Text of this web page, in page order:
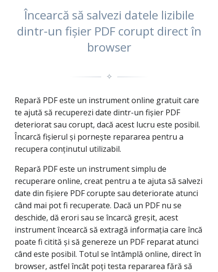
Încearcă să salvezi datele lizibile
dintr-un fișier PDF corupt direct în
browser
✧
Repară PDF este un instrument online gratuit care
te ajută să recuperezi date dintr-un fișier PDF
deteriorat sau corupt, dacă acest lucru este posibil.
Încarcă fișierul și pornește repararea pentru a
recupera conținutul utilizabil.
Repară PDF este un instrument simplu de
recuperare online, creat pentru a te ajuta să salvezi
date din fișiere PDF corupte sau deteriorate atunci
când mai pot fi recuperate. Dacă un PDF nu se
deschide, dă erori sau se încarcă greșit, acest
instrument încearcă să extragă informația care încă
poate fi citită și să genereze un PDF reparat atunci
când este posibil. Totul se întâmplă online, direct în
browser, astfel încât poți testa repararea fără să